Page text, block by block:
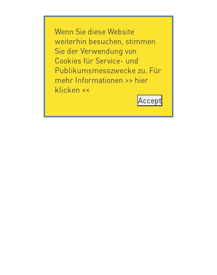
Wenn Sie diese Website
weiterhin besuchen, stimmen
Sie der Verwendung von
Cookies für Service- und
Publikumsmesszwecke zu. Für
mehr Informationen >> hier
klicken <<
Accept